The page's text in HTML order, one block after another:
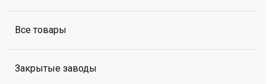
Все товары
Закрытые заводы